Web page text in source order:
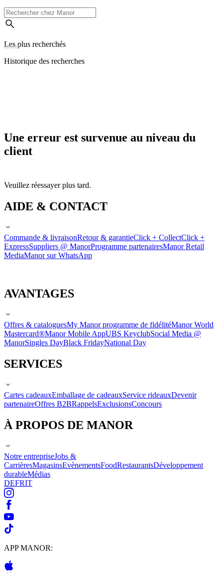
Les plus recherchés
Historique des recherches
Une erreur est survenue au niveau du
client
Veuillez réessayer plus tard.
AIDE & CONTACT
Commande & livraisonRetour & garantieClick + CollectClick +
ExpressSuppliers @ ManorProgramme partenairesManor Retail
MediaManor sur WhatsApp
AVANTAGES
Offres & cataloguesMy Manor programme de fidélitéManor World
Mastercard®Manor Mobile AppUBS KeyclubSocial Media @
ManorSingles DayBlack FridayNational Day
SERVICES
Cartes cadeauxEmballage de cadeauxService rideauxDevenir
partenaireOffres B2BRappelsExclusionsConcours
À PROPOS DE MANOR
Notre entrepriseJobs &
CarrièresMagasinsEvènementsFoodRestaurantsDéveloppement
durableMédias
DEFRIT
APP MANOR: